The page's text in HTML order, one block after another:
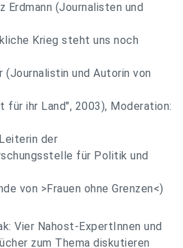
Erdmann (Journalisten und
Krieg steht uns noch
(Journalistin und Autorin von
ihr Land", 2003), Moderation:
der
für Politik und
von >Frauen ohne Grenzen<)
Vier Nahost-ExpertInnen und
zum Thema diskutieren